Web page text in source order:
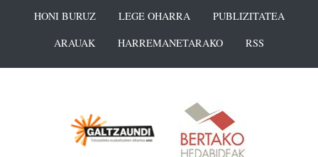
HONI BURUZ LEGE OHARRA
PUBLIZITATEA
ARAUAK
HARREMANETARAKO RSS